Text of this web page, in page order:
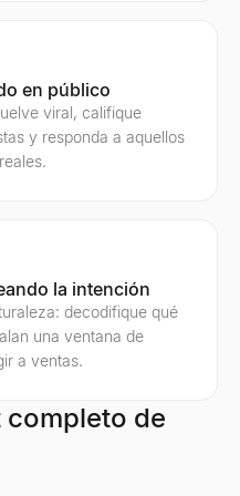
en público
viral, califique
y responda a aquellos
la intención
decodifique qué
una ventana de
a ventas.
completo de